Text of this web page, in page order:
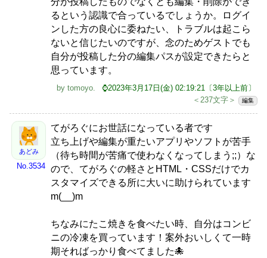
るという認識で合っているでしょうか。ログイ
ンした方の良心に委ねたい、トラブルは起こら
ないと信じたいのですが、念のためゲストでも
自分が投稿した分の編集パスが設定できたらと
思っています。
by tomoyo.
⌚2023年3月17日(金) 02:19:21〔3年以上前〕
＜237文字＞
編集
あどみ
No.3534
てがろぐにお世話になっている者です
立ち上げや編集が重たいアプリやソフトが苦手
（待ち時間が苦痛で使わなくなってしまう;;）な
ので、てがろぐの軽さとHTML・CSSだけでカ
スタマイズできる所に大いに助けられています
m(__)m
ちなみにたこ焼きを食べたい時、自分はコンビ
ニの冷凍を買っています！案外おいしくて一時
期そればっかり食べてました🐙